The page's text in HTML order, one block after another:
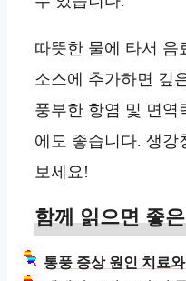
따뜻한 물에 타서 음
소스에 추가하면 깊
풍부한 항염 및 면역
에도 좋습니다. 생강
보세요!
함께 읽으면 좋
통풍 증상 원인 치료